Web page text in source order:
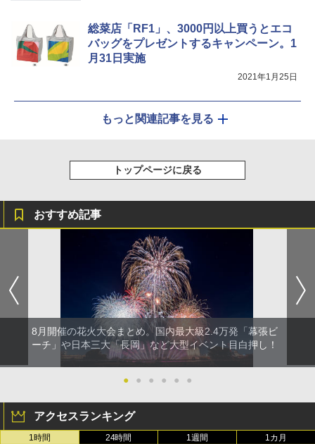
総菜店「RF1」、3000円以上買うとエコ
バッグをプレゼントするキャンペーン。1
月31日実施
2021年1月25日
もっと関連記事を見る
トップページに戻る
おすすめ記事
8月開催の花火大会まとめ。国内最大級2.4万発「幕張ビ
ーチ」や日本三大「長岡」など大型イベント目白押し！
● ● ● ● ● ●
アクセスランキング
1時間 24時間 1週間 1カ月